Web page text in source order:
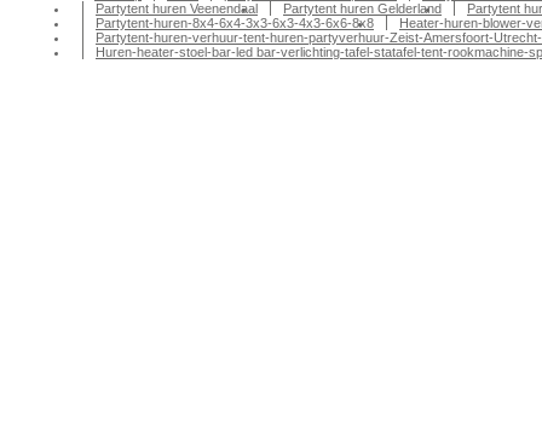
Partytent huren Veenendaal
Partytent huren Gelderland
Partytent
Partytent-huren-8x4-6x4-3x3-6x3-4x3-6x6-8x8
Heater-huren-blower-
Partytent-huren-verhuur-tent-huren-partyverhuur-Zeist-Amersfoort-
Huren-heater-stoel-bar-led bar-verlichting-tafel-statafel-tent-